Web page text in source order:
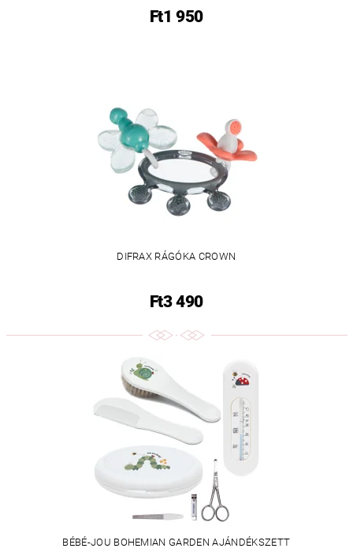
Ft1 950
DIFRAX RÁGÓKA CROWN
Ft3 490
BÉBÉ-JOU BOHEMIAN GARDEN AJÁNDÉKSZETT